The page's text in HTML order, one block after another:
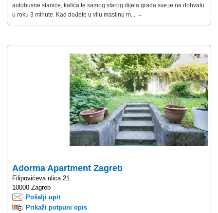
autobusne stanice, kafića te samog starog dijela grada sve je na dohvatu
u roku 3 minute. Kad dođete u vilu maslinu m... →
Adorma Apartment Zagreb
Filipovićeva ulica 21
10000 Zagreb
Pošalji upit
Prikaži potpuni opis